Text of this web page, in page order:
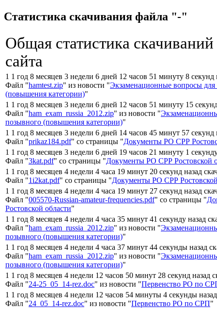
Статистика скачивания файла "-"
Общая статистика
сайта
1 1 год 8 месяцев 3 недели 6 дней 12 часов 51 минуту 8 секунд
Файл "hamtest.zip" из новости "Экзаменационные вопросы
(повышения категории)"
1 1 год 8 месяцев 3 недели 6 дней 12 часов 51 минуту 15
Файл "ham_exam_russia_2012.zip" из новости "
позывного (повышения категории)"
1 1 год 8 месяцев 3 недели 6 дней 14 часов 45 минут 57 секунд
Файл "prikaz184.pdf" со страницы "Документы РО СРР
1 1 год 8 месяцев 3 недели 6 дней 19 часов 21 минуту 1
Файл "3kat.pdf" со страницы "Документы РО СРР Ростовской
1 1 год 8 месяцев 4 недели 4 часа 19 минут 20 секунд назад
Файл "1i2kat.pdf" со страницы "Документы РО СРР
1 1 год 8 месяцев 4 недели 4 часа 19 минут 27 секунд назад
Файл "005570-Russian-amateur-frequencies.pdf" со страницы "
Ростовской области"
1 1 год 8 месяцев 4 недели 4 часа 35 минут 41 секунду назад
Файл "ham_exam_russia_2012.zip" из новости "
позывного (повышения категории)"
1 1 год 8 месяцев 4 недели 4 часа 37 минут 44 секунды назад
Файл "ham_exam_russia_2012.zip" из новости "
позывного (повышения категории)"
1 1 год 8 месяцев 4 недели 12 часов 50 минут 28 секунд назад
Файл "24-25_05_14-rez.doc" из новости "Первенство РО по
1 1 год 8 месяцев 4 недели 12 часов 54 минуты 4 секунды
Файл "24_05_14-rez.doc" из новости "Первенство РО по СРП"